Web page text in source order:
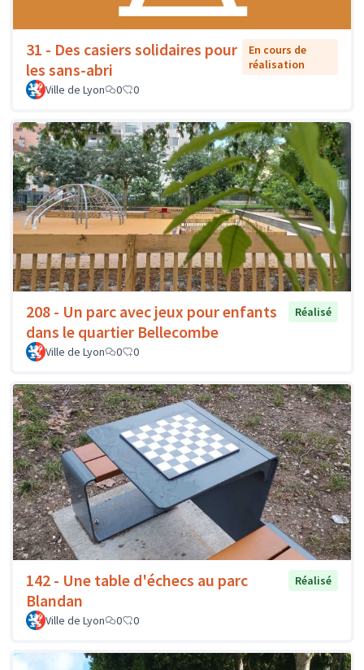
31 - Des casiers solidaires pour
les sans-abri
En cours de
réalisation
Ville de Lyon
0 0
208 - Un parc avec jeux pour enfants
dans le quartier Bellecombe
Réalisé
Ville de Lyon 0 0
142 - Une table d'échecs au parc
Blandan
Réalisé
Ville de Lyon 0 0